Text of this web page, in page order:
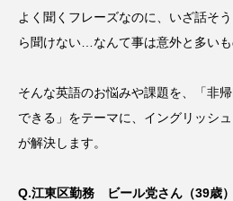
よく聞くフレーズなのに、いざ話そ
ら聞けない…なんて事は意外と多いも
そんな英語のお悩みや課題を、「非
できる」をテーマに、イングリッシ
が解決します。
Q.江東区勤務 ビール党さん（39歳